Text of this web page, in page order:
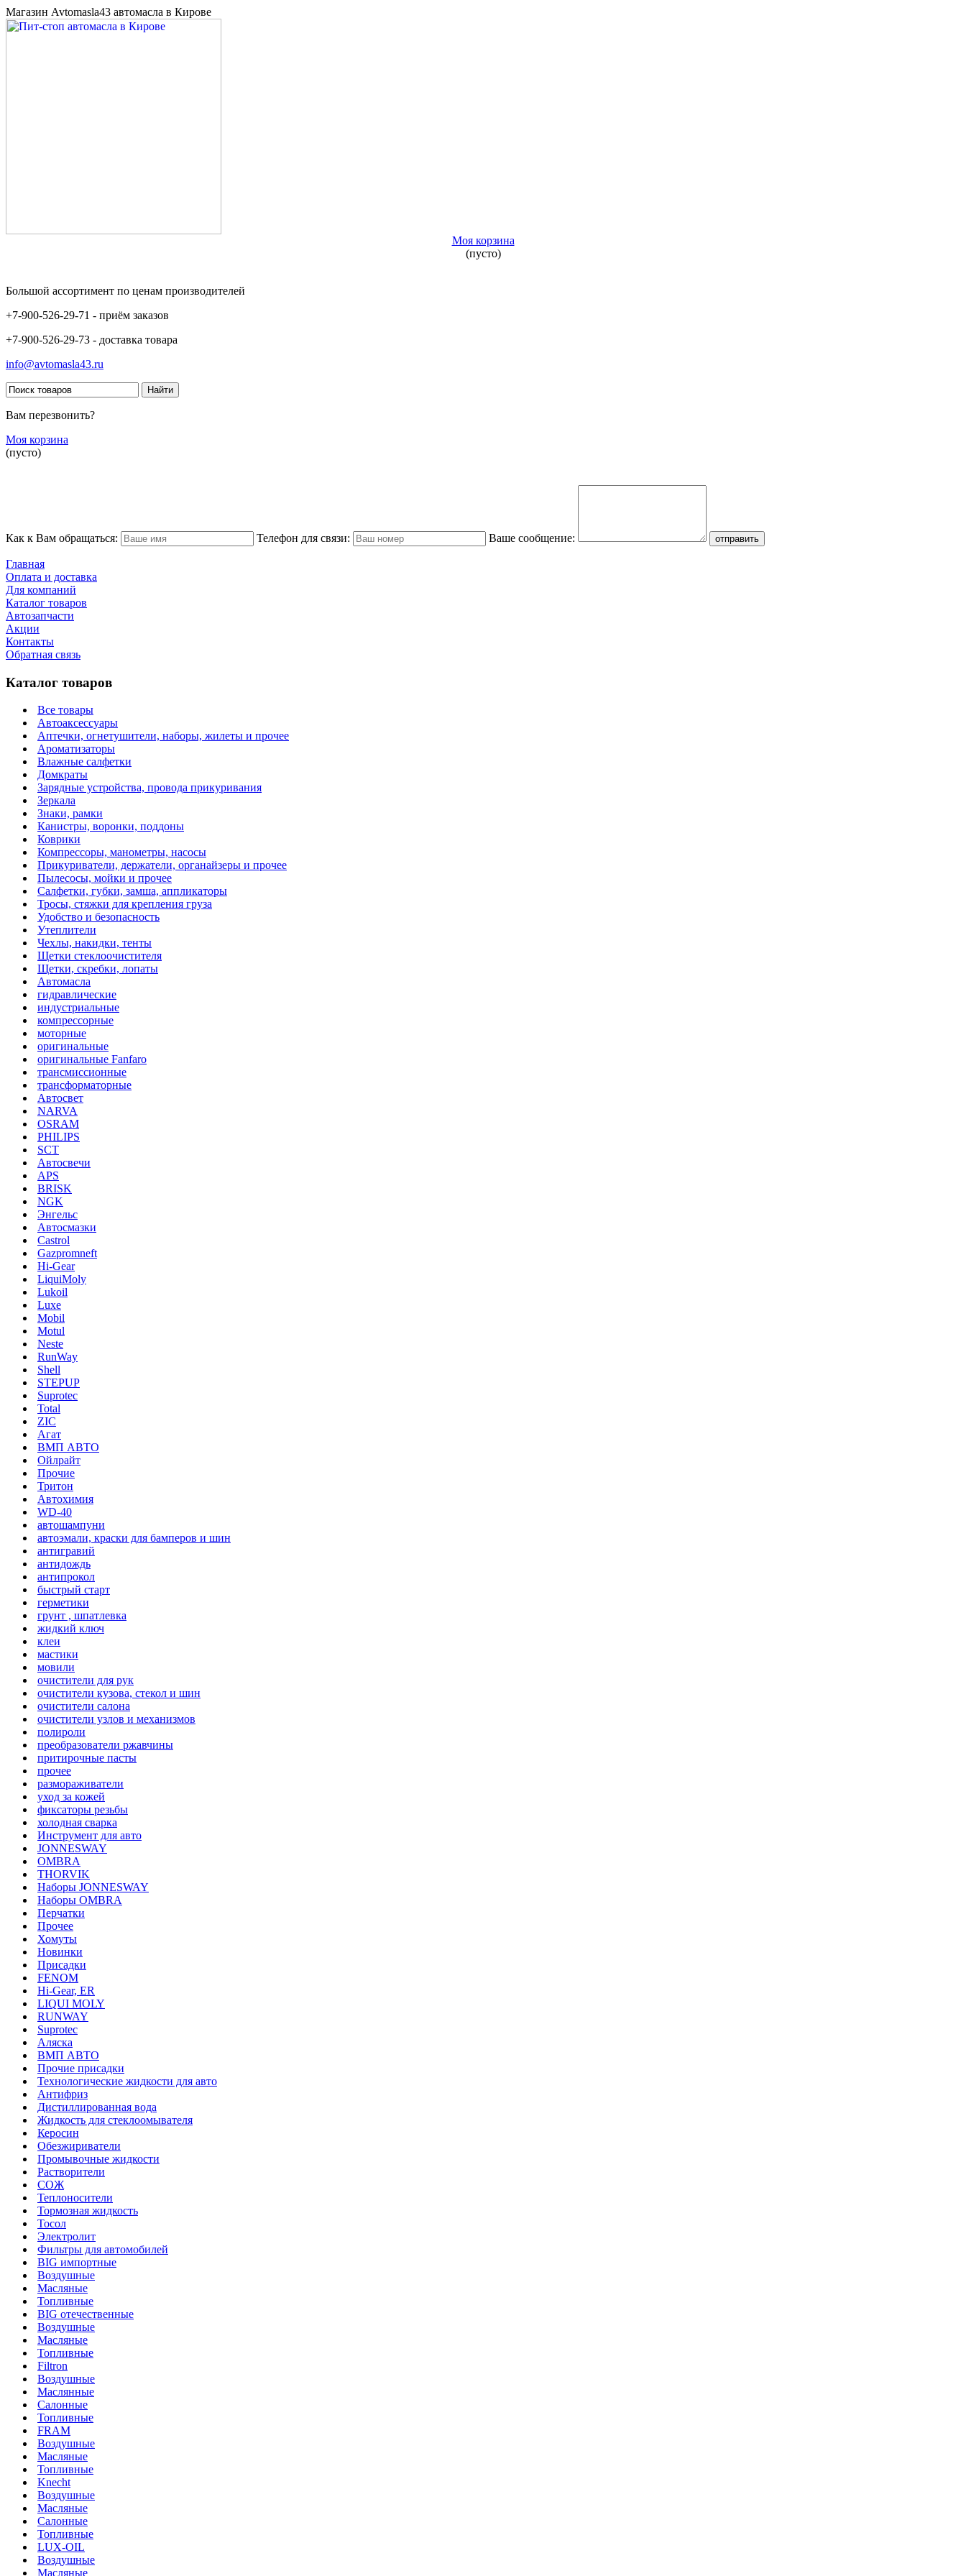
Магазин Avtomasla43 автомасла в Кирове
Моя корзина
(пусто)
Большой ассортимент по ценам производителей
+7-900-526-29-71 - приём заказов
+7-900-526-29-73 - доставка товара
info@avtomasla43.ru
Вам перезвонить?
Моя корзина
(пусто)
Как к Вам обращаться: Телефон для связи: Ваше сообщение:
Главная
Оплата и доставка
Для компаний
Каталог товаров
Автозапчасти
Акции
Контакты
Обратная связь
Каталог товаров
Все товары
Автоаксессуары
Аптечки, огнетушители, наборы, жилеты и прочее
Ароматизаторы
Влажные салфетки
Домкраты
Зарядные устройства, провода прикуривания
Зеркала
Знаки, рамки
Канистры, воронки, поддоны
Коврики
Компрессоры, манометры, насосы
Прикуриватели, держатели, органайзеры и прочее
Пылесосы, мойки и прочее
Салфетки, губки, замша, аппликаторы
Тросы, стяжки для крепления груза
Удобство и безопасность
Утеплители
Чехлы, накидки, тенты
Щетки стеклоочистителя
Щетки, скребки, лопаты
Автомасла
гидравлические
индустриальные
компрессорные
моторные
оригинальные
оригинальные Fanfaro
трансмиссионные
трансформаторные
Автосвет
NARVA
OSRAM
PHILIPS
SCT
Автосвечи
APS
BRISK
NGK
Энгельс
Автосмазки
Castrol
Gazpromneft
Hi-Gear
LiquiMoly
Lukoil
Luxe
Mobil
Motul
Neste
RunWay
Shell
STEPUP
Suprotec
Total
ZIC
Агат
ВМП АВТО
Ойлрайт
Прочие
Тритон
Автохимия
WD-40
автошампуни
автоэмали, краски для бамперов и шин
антигравий
антидождь
антипрокол
быстрый старт
герметики
грунт , шпатлевка
жидкий ключ
клеи
мастики
мовили
очистители для рук
очистители кузова, стекол и шин
очистители салона
очистители узлов и механизмов
полироли
преобразователи ржавчины
притирочные пасты
прочее
размораживатели
уход за кожей
фиксаторы резьбы
холодная сварка
Инструмент для авто
JONNESWAY
OMBRA
THORVIK
Наборы JONNESWAY
Наборы OMBRA
Перчатки
Прочее
Хомуты
Новинки
Присадки
FENOM
Hi-Gear, ER
LIQUI MOLY
RUNWAY
Suprotec
Аляска
ВМП АВТО
Прочие присадки
Технологические жидкости для авто
Антифриз
Дистиллированная вода
Жидкость для стеклоомывателя
Керосин
Обезжириватели
Промывочные жидкости
Растворители
СОЖ
Теплоносители
Тормозная жидкость
Тосол
Электролит
Фильтры для автомобилей
BIG импортные
Воздушные
Масляные
Топливные
BIG отечественные
Воздушные
Масляные
Топливные
Filtron
Воздушные
Маслянные
Салонные
Топливные
FRAM
Воздушные
Масляные
Топливные
Knecht
Воздушные
Масляные
Салонные
Топливные
LUX-OIL
Воздушные
Масляные